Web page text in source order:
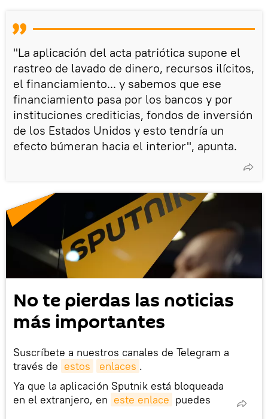
"La aplicación del acta patriótica supone el
rastreo de lavado de dinero, recursos ilícitos,
el financiamiento... y sabemos que ese
financiamiento pasa por los bancos y por
instituciones crediticias, fondos de inversión
de los Estados Unidos y esto tendría un
efecto búmeran hacia el interior", apunta.
No te pierdas las noticias
más importantes
Suscríbete a nuestros canales de Telegram a
través de estos enlaces .
Ya que la aplicación Sputnik está bloqueada
en el extranjero, en este enlace puedes